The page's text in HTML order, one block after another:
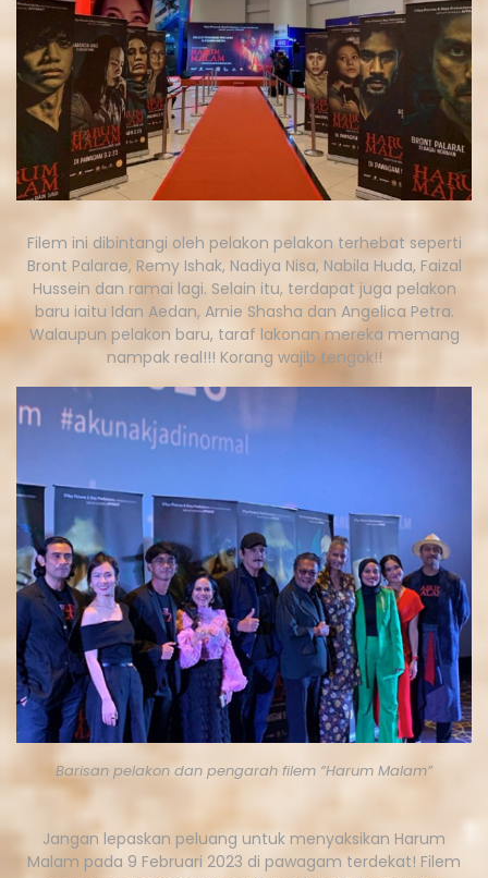
Filem ini dibintangi oleh pelakon pelakon terhebat seperti
Bront Palarae, Remy Ishak, Nadiya Nisa, Nabila Huda, Faizal
Hussein dan ramai lagi. Selain itu, terdapat juga pelakon
baru iaitu Idan Aedan, Arnie Shasha dan Angelica Petra.
Walaupun pelakon baru, taraf lakonan mereka memang
nampak real!!! Korang wajib tengok!!
Barisan pelakon dan pengarah filem “Harum Malam”
Jangan lepaskan peluang untuk menyaksikan Harum
Malam pada 9 Februari 2023 di pawagam terdekat! Filem